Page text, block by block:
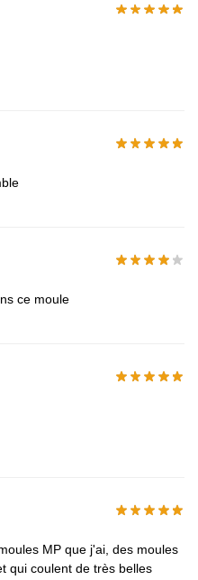
ce moule
MP que j'ai, des moules
qui coulent de très belles